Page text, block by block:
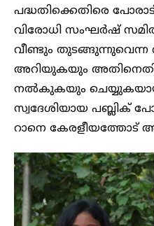
പദ്ധതിക്കെതിരെ
വിരോധി സംഘർഷ്
വീണ്ടും തുടങ്ങുന്നുവെന്ന
അറിയുകയും
നൽകുകയും
സ്വദേശിയായ പബ്ലിക്
റാനെ കേരളീയത്തോട്